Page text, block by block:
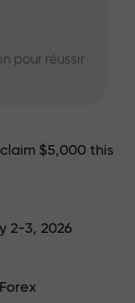
pour réussir
$5,000 this
2-3, 2026